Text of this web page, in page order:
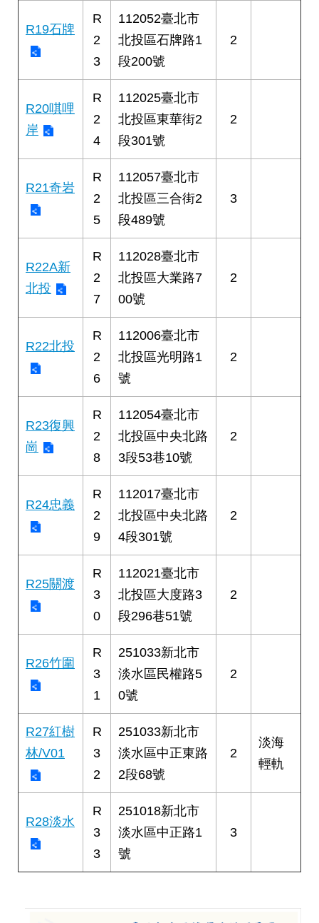
R19石牌
R
2
3
112052臺北市
北投區石牌路1
段200號
2
R20唭哩
岸
R
2
4
112025臺北市
北投區東華街2
段301號
2
R21奇岩
R
2
5
112057臺北市
北投區三合街2
段489號
3
R22A新
北投
R
2
7
112028臺北市
北投區大業路7
00號
2
R22北投
R
2
6
112006臺北市
北投區光明路1
號
2
R23復興
崗
R
2
8
112054臺北市
北投區中央北路
3段53巷10號
2
R24忠義
R
2
9
112017臺北市
北投區中央北路
4段301號
2
R25關渡
R
3
0
112021臺北市
北投區大度路3
段296巷51號
2
R26竹圍
R
3
1
251033新北市
淡水區民權路5
0號
2
R27紅樹
林/V01
R
3
2
251033新北市
淡水區中正東路
2段68號
2
淡海
輕軌
R28淡水
R
3
3
251018新北市
淡水區中正路1
號
3